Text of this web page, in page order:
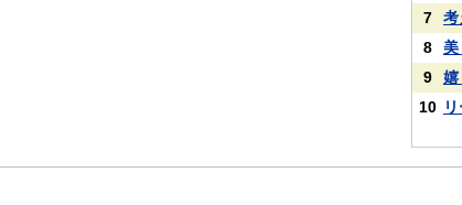
7
考
8
美
9
嬉
10